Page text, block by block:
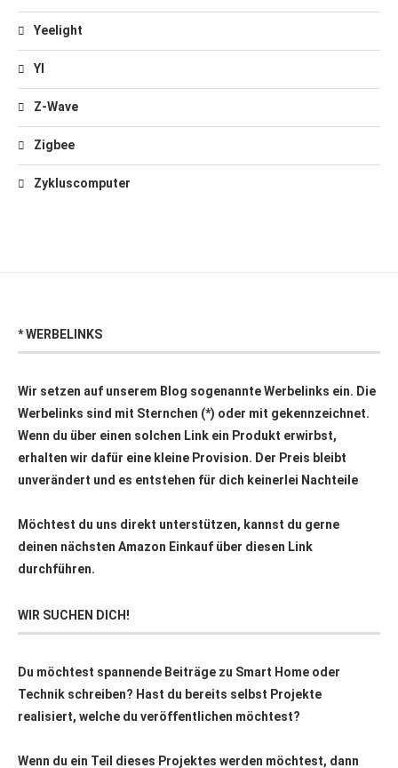
Yeelight
YI
Z-Wave
Zigbee
Zykluscomputer
* WERBELINKS
Wir setzen auf unserem Blog sogenannte Werbelinks ein. Die
Werbelinks sind mit Sternchen (*) oder mit gekennzeichnet.
Wenn du über einen solchen Link ein Produkt erwirbst,
erhalten wir dafür eine kleine Provision. Der Preis bleibt
unverändert und es entstehen für dich keinerlei Nachteile
Möchtest du uns direkt unterstützen, kannst du gerne
deinen nächsten Amazon Einkauf über diesen Link
durchführen.
WIR SUCHEN DICH!
Du möchtest spannende Beiträge zu Smart Home oder
Technik schreiben? Hast du bereits selbst Projekte
realisiert, welche du veröffentlichen möchtest?
Wenn du ein Teil dieses Projektes werden möchtest, dann